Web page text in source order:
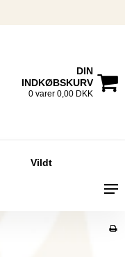
ind
DIN
INDKØBSKURV
0 varer 0,00 DKK
Vildt